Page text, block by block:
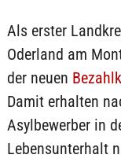
Als erster
Oderland am
der neuen
Damit erhalten
Asylbewerber in
Lebensunterhalt